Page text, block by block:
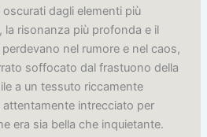
dagli elementi più
la risonanza più profonda e il
nel rumore e nel caos,
soffocato dal frastuono della
a un tessuto riccamente
intrecciato per
era sia bella che inquietante.